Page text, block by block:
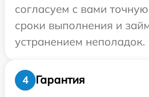
согласуем с вами
сроки выполнения и
устранением неполадок.
4 Гарантия